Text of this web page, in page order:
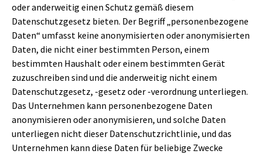
oder anderweitig einen Schutz gemäß diesem
Datenschutzgesetz bieten. Der Begriff „personenbezogene
Daten“ umfasst keine anonymisierten oder anonymisierten
Daten, die nicht einer bestimmten Person, einem
bestimmten Haushalt oder einem bestimmten Gerät
zuzuschreiben sind und die anderweitig nicht einem
Datenschutzgesetz, -gesetz oder -verordnung unterliegen.
Das Unternehmen kann personenbezogene Daten
anonymisieren oder anonymisieren, und solche Daten
unterliegen nicht dieser Datenschutzrichtlinie, und das
Unternehmen kann diese Daten für beliebige Zwecke